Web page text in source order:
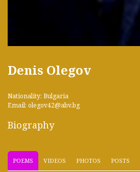
Denis Olegov
Nationality: Bulgaria
Email: olegov42@abv.bg
Biography
POEMS VIDEOS PHOTOS POSTS